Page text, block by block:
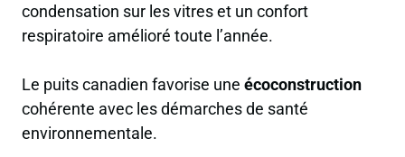
condensation sur les vitres et un confort
respiratoire amélioré toute l’année.
Le puits canadien favorise une écoconstruction
cohérente avec les démarches de santé
environnementale.